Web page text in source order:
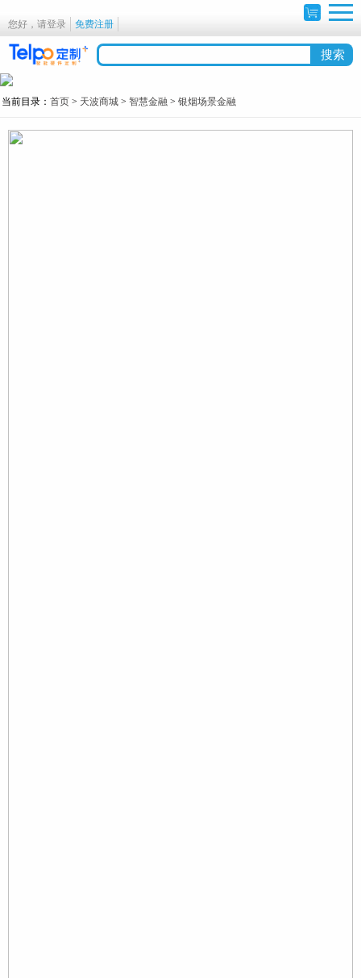
您好，请登录 免费注册
当前目录： 首页 > 天波商城 > 智慧金融 > 银烟场景金融